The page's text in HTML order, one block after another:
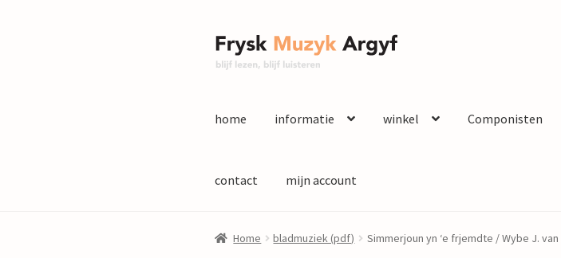
Ga
door
Ga
naar
home informatie winkel Componisten
contact mijn account
Home bladmuziek (pdf) Simmerjoun yn ‘e frjemdte / Wybe J.